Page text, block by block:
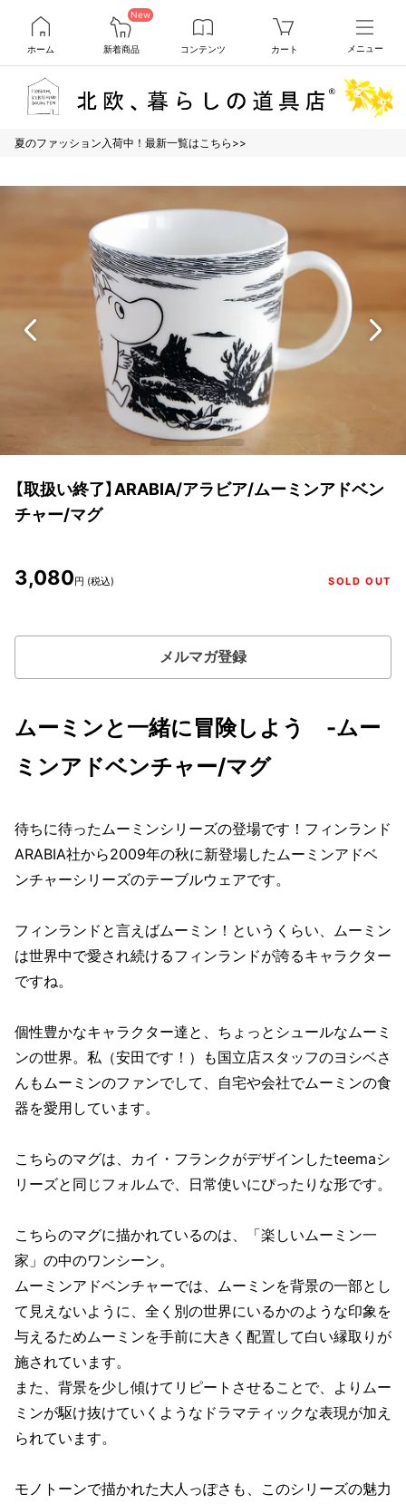
ホーム
New
新着商品 コンテンツ カート メニュー
夏のファッション入荷中！最新一覧はこちら>>
【取扱い終了】ARABIA/アラビア/ムーミンアドベン
チャー/マグ
3,080円 (税込) SOLD OUT
メルマガ登録
ムーミンと一緒に冒険しよう -ムー
ミンアドベンチャー/マグ
待ちに待ったムーミンシリーズの登場です！フィンランド
ARABIA社から2009年の秋に新登場したムーミンアドベ
ンチャーシリーズのテーブルウェアです。
フィンランドと言えばムーミン！というくらい、ムーミン
は世界中で愛され続けるフィンランドが誇るキャラクター
ですね。
個性豊かなキャラクター達と、ちょっとシュールなムーミ
ンの世界。私（安田です！）も国立店スタッフのヨシベさ
んもムーミンのファンでして、自宅や会社でムーミンの食
器を愛用しています。
こちらのマグは、カイ・フランクがデザインしたteemaシ
リーズと同じフォルムで、日常使いにぴったりな形です。
こちらのマグに描かれているのは、「楽しいムーミン一
家」の中のワンシーン。
ムーミンアドベンチャーでは、ムーミンを背景の一部とし
て見えないように、全く別の世界にいるかのような印象を
与えるためムーミンを手前に大きく配置して白い縁取りが
施されています。
また、背景を少し傾けてリピートさせることで、よりムー
ミンが駆け抜けていくようなドラマティックな表現が加え
られています。
モノトーンで描かれた大人っぽさも、このシリーズの魅力